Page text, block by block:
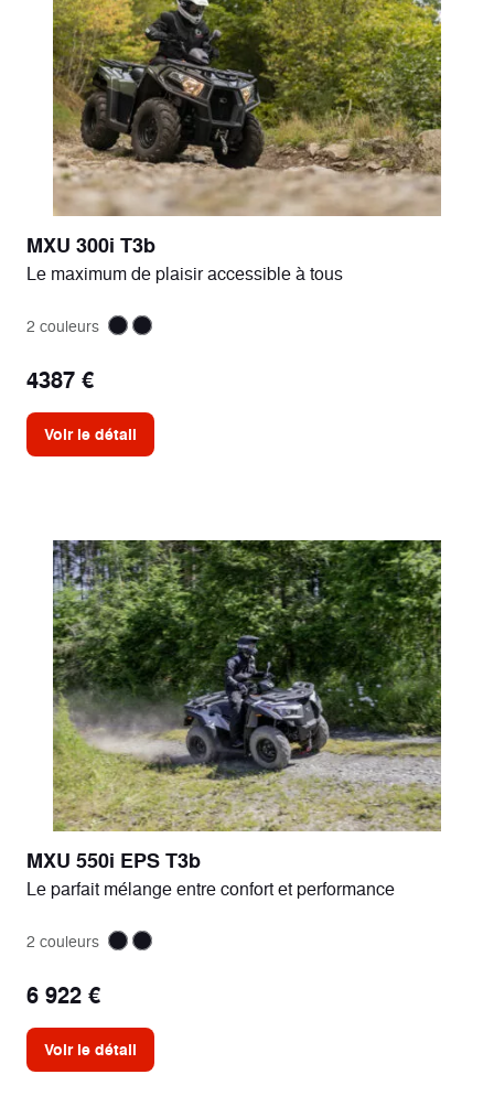
MXU 300i T3b
Le maximum de plaisir accessible à tous
2 couleurs
4387 €
Voir le détail
MXU 550i EPS T3b
Le parfait mélange entre confort et performance
2 couleurs
6 922 €
Voir le détail